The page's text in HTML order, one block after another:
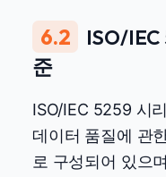
6.2
ISO/
준
ISO/IEC 5259 시
데이터 품질에 관
로 구성되어 있으